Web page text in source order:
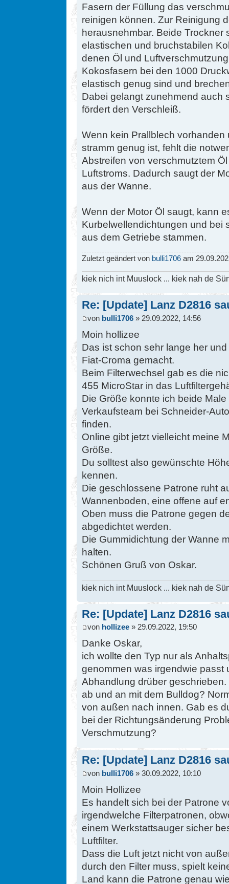
Fasern der Füllung das
reinigen können. Zur Reinigung
herausnehmbar. Beide Trockner
elastischen und bruchstabilen
denen Öl und
Kokosfasern bei den 1000
elastisch genug sind und
Dabei gelangt zunehmend auch
fördert den Verschleiß.
Wenn kein Prallblech
stramm genug ist, fehlt die
Abstreifen von verschmutztem
Luftstroms. Dadurch saugt der
aus der Wanne.
Wenn der Motor Öl saugt, kann
Kurbelwellendichtungen und bei
aus dem Getriebe stammen.
Zuletzt geändert von bulli1706 am
kiek nich int Muuslock ... kiek nah de
Re: [Update] Lanz D2816
von bulli1706 » 29.09.2022, 14:56
Moin hollizee
Das ist schon sehr lange her
Fiat-Croma gemacht.
Beim Filterwechsel gab es die
455 MicroStar in das
Die Größe konnte ich beide
Verkaufsteam bei Schneider-
finden.
Online gibt jetzt vielleicht meine
Größe.
Du solltest also gewünschte
kennen.
Die geschlossene Patrone ruht
Wannenboden, eine offene auf
Oben muss die Patrone gegen
abgedichtet werden.
Die Gummidichtung der Wanne
halten.
Schönen Gruß von Oskar.
kiek nich int Muuslock ... kiek nah de
Re: [Update] Lanz D2816
von hollizee » 29.09.2022, 19:50
Danke Oskar,
ich wollte den Typ nur als
genommen was irgendwie passt
Abhandlung drüber
ab und an mit dem Bulldog?
von außen nach innen. Gab es
bei der Richtungsänderung
Verschmutzung?
Re: [Update] Lanz D2816
von bulli1706 » 30.09.2022, 10:10
Moin Hollizee
Es handelt sich bei der Patrone
irgendwelche Filterpatronen,
einem Werkstattsauger sicher
Luftfilter.
Dass die Luft jetzt nicht von
durch den Filter muss, spielt
Land kann die Patrone genau